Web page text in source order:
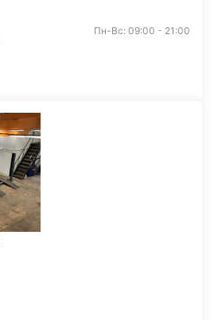
Пн-Вс: 09:00 - 21:00